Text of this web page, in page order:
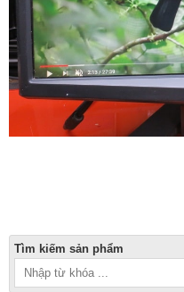
Tìm kiếm sản phẩm